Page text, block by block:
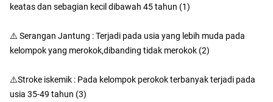
keatas dan sebagian kecil dibawah 45 tahun (1)
⚠️ Serangan Jantung : Terjadi pada usia yang lebih muda pada
kelompok yang merokok,dibanding tidak merokok (2)
⚠️Stroke iskemik : Pada kelompok perokok terbanyak terjadi pada
usia 35-49 tahun (3)